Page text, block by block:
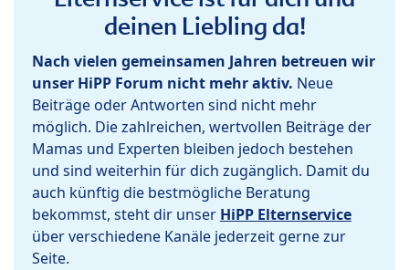
deinen Liebling da!
Nach vielen gemeinsamen Jahren betreuen wir
unser HiPP Forum nicht mehr aktiv. Neue
Beiträge oder Antworten sind nicht mehr
möglich. Die zahlreichen, wertvollen Beiträge der
Mamas und Experten bleiben jedoch bestehen
und sind weiterhin für dich zugänglich. Damit du
auch künftig die bestmögliche Beratung
bekommst, steht dir unser HiPP Elternservice
über verschiedene Kanäle jederzeit gerne zur
Seite.